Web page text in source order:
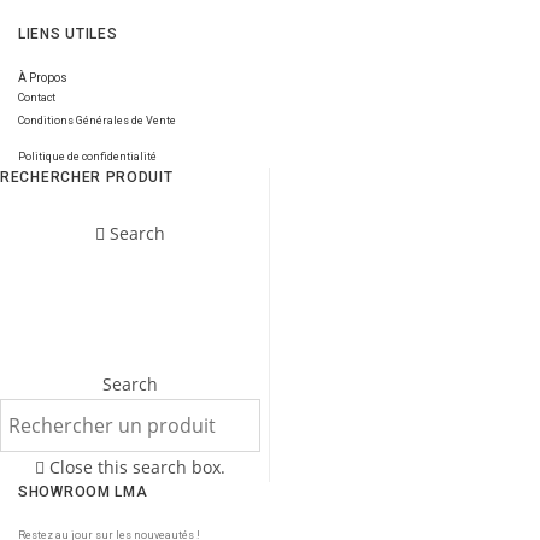
LIENS UTILES
À Propos
Contact
Conditions Générales de Vente
Politique de confidentialité
RECHERCHER PRODUIT
Search
Search
Close this search box.
SHOWROOM LMA
Restez au jour sur les nouveautés !